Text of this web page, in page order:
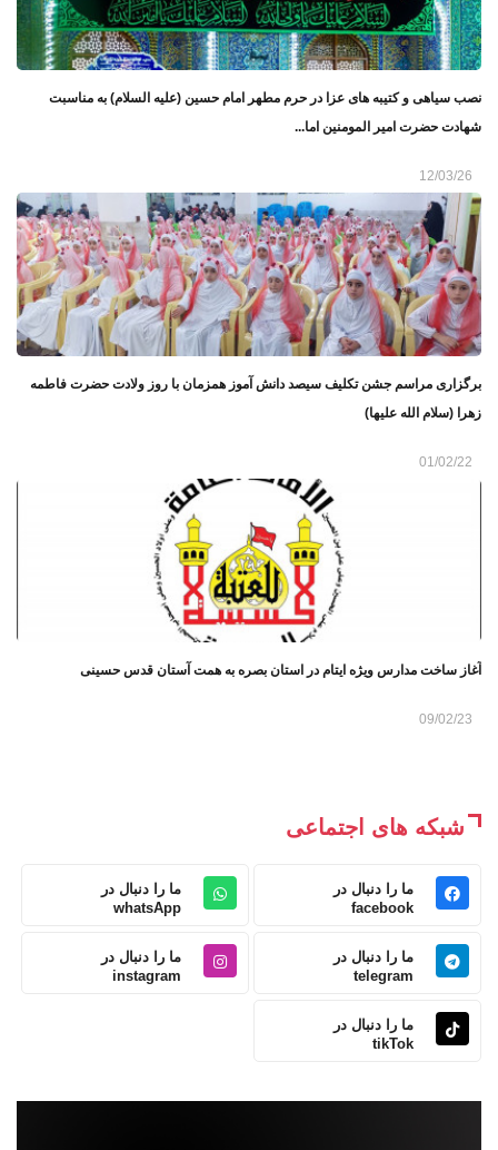
نصب سیاهی و کتیبه های عزا در حرم مطهر امام حسین (علیه السلام) به مناسبت
شهادت حضرت امیر المومنین اما...
12/03/26
برگزاری مراسم جشن تکلیف سیصد دانش آموز همزمان با روز ولادت حضرت فاطمه
زهرا (سلام الله علیها)
01/02/22
آغاز ساخت مدارس ویژه ایتام در استان بصره به همت آستان قدس حسینی
09/02/23
شبکه های اجتماعی
ما را دنبال در
facebook
ما را دنبال در
whatsApp
ما را دنبال در
telegram
ما را دنبال در
instagram
ما را دنبال در
tikTok